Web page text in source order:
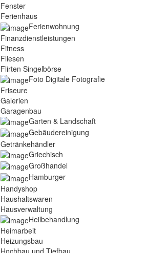
Fenster
Ferienhaus
Ferienwohnung
Finanzdienstleistungen
Fitness
Fliesen
Flirten Singelbörse
Foto Digitale Fotografie
Friseure
Galerien
Garagenbau
Garten & Landschaft
Gebäudereinigung
Getränkehändler
Griechisch
Großhandel
Hamburger
Handyshop
Haushaltswaren
Hausverwaltung
Heilbehandlung
Heimarbeit
Heizungsbau
Hochbau und Tiefbau